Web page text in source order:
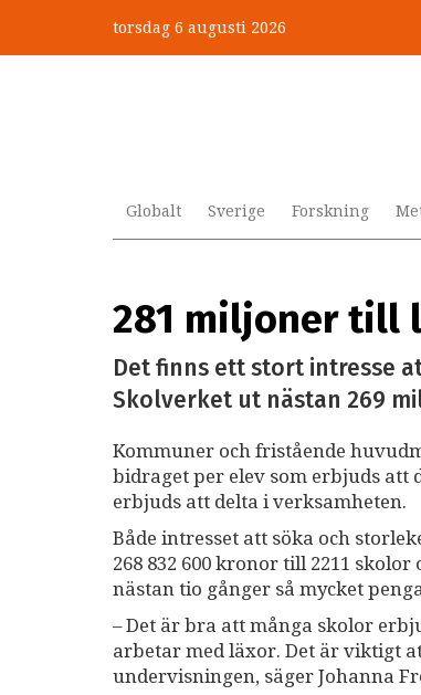
huvudinnehåll
torsdag 6 augusti 2026
Globalt Sverige Forskning
281 miljoner till
Det finns ett stort intresse
Skolverket ut nästan 269
Kommuner och fristående
bidraget per elev som erbjuds att
erbjuds att delta i verksamheten.
Både intresset att söka och
268 832 600 kronor till 2211
nästan tio gånger så mycket
– Det är bra att många skolor
arbetar med läxor. Det är viktigt
undervisningen, säger Johanna